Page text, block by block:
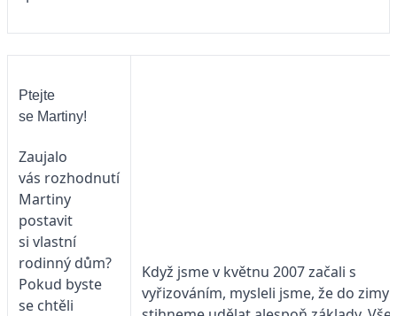
Ptejte
se Martiny!
Zaujalo
vás rozhodnutí
Martiny
postavit
si vlastní
rodinný dům?
Pokud byste
se chtěli
Když jsme v květnu 2007 začali s
vyřizováním, mysleli jsme, že do zimy